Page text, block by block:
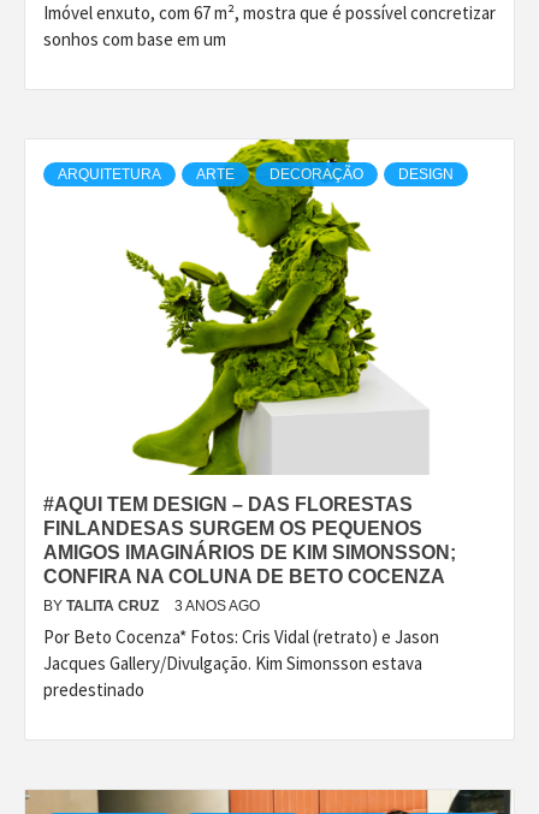
Imóvel enxuto, com 67 m², mostra que é possível concretizar
sonhos com base em um
ARQUITETURA ARTE DECORAÇÃO DESIGN
#AQUI TEM DESIGN – DAS FLORESTAS
FINLANDESAS SURGEM OS PEQUENOS
AMIGOS IMAGINÁRIOS DE KIM SIMONSSON;
CONFIRA NA COLUNA DE BETO COCENZA
BY TALITA CRUZ 3 ANOS AGO
Por Beto Cocenza* Fotos: Cris Vidal (retrato) e Jason
Jacques Gallery/Divulgação. Kim Simonsson estava
predestinado